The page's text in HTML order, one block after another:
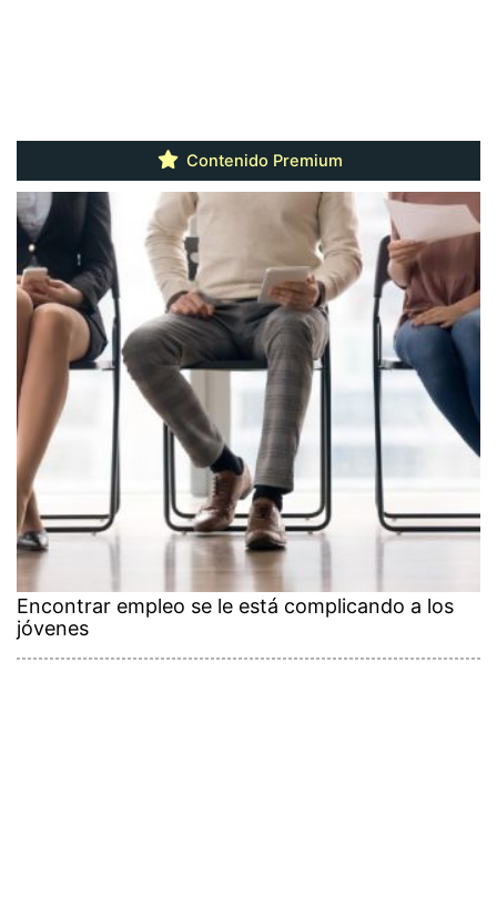
Contenido Premium
Encontrar empleo se le está complicando a los
jóvenes